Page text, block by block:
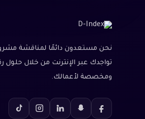
نحن مستعدون دائمًا لمناقشة
تواجدك عبر الإنترنت من خلال حلول
ومخصصة لأعمالك.